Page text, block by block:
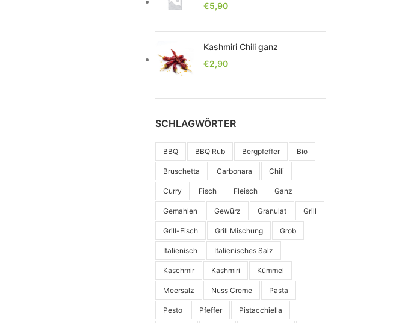
€5,90
Kashmiri Chili ganz
€2,90
SCHLAGWÖRTER
BBQ BBQ Rub Bergpfeffer Bio
Bruschetta Carbonara Chili
Curry Fisch Fleisch Ganz
Gemahlen Gewürz Granulat Grill
Grill-Fisch Grill Mischung Grob
Italienisch Italienisches Salz
Kaschmir Kashmiri Kümmel
Meersalz Nuss Creme Pasta
Pesto Pfeffer Pistacchiella